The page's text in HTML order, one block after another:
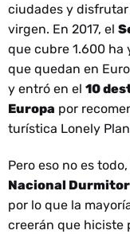
ciudades y
virgen. En 2017, el
que cubre 1.600 ha
que quedan en
y entró en el 10
Europa por
turística Lonely
Pero eso no es
Nacional Durmitor
por lo que la
creerán que hiciste